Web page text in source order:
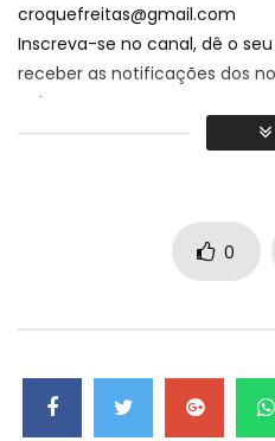
croquefreitas@gmail.com
Inscreva-se no canal, dê o seu
receber as notificações dos
pela atenção
0